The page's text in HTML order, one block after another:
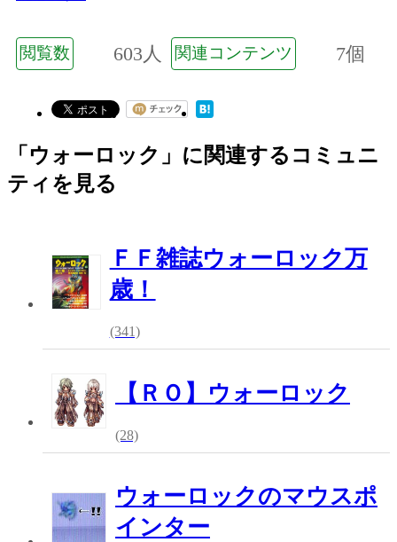
閲覧数 603人 関連コンテンツ 7個
「ウォーロック」に関連するコミュニ
ティを見る
ＦＦ雑誌ウォーロック万
歳！
(341)
【ＲＯ】ウォーロック
(28)
ウォーロックのマウスポ
インター